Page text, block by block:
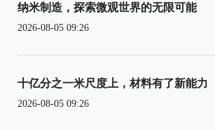
纳米制造，探索微观世界的无限可能
2026-08-05 09:26
十亿分之一米尺度上，材料有了新能力
2026-08-05 09:26